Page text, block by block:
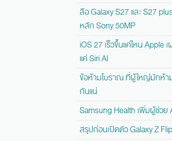
ลือ Galaxy S27 และ S27
หลัก Sony 50MP
iOS 27 เร็วขึ้นแค่ไหน Apple
แค่ Siri AI
ข้อห้ามโบราณ ที่ผู้ใหญ่มักห้าม
กันแน่
Samsung Health เพิ่มผู้ช่ว
สรุปก่อนเปิดตัว Galaxy Z